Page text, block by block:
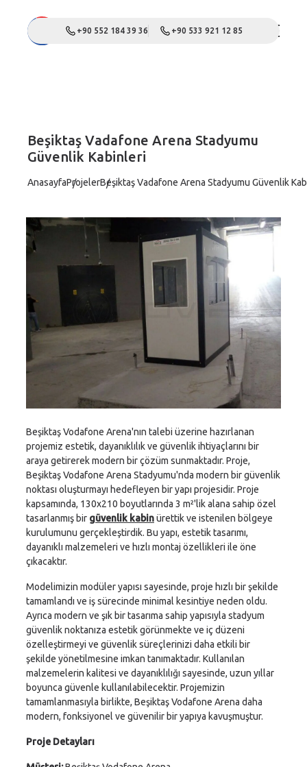
+90 552 184 39 36 +90 533 921 12 85
Beşiktaş Vadafone Arena Stadyumu
Güvenlik Kabinleri
AnasayfaProjelerBeşiktaş Vadafone Arena Stadyumu Güvenlik
Beşiktaş Vodafone Arena'nın talebi üzerine hazırlanan
projemiz estetik, dayanıklılık ve güvenlik ihtiyaçlarını bir
araya getirerek modern bir çözüm sunmaktadır. Proje,
Beşiktaş Vodafone Arena Stadyumu'nda modern bir güvenlik
noktası oluşturmayı hedefleyen bir yapı projesidir. Proje
kapsamında, 130x210 boyutlarında 3 m²'lik alana sahip özel
tasarlanmış bir güvenlik kabinürettik ve istenilen bölgeye
kurulumunu gerçekleştirdik. Bu yapı, estetik tasarımı,
dayanıklı malzemeleri ve hızlı montaj özellikleri ile öne
çıkacaktır.
Modelimizin modüler yapısı sayesinde, proje hızlı bir şekilde
tamamlandı ve iş sürecinde minimal kesintiye neden oldu.
Ayrıca modern ve şık bir tasarıma sahip yapısıyla stadyum
güvenlik noktanıza estetik görünmekte ve iç düzeni
özelleştirmeyi ve güvenlik süreçlerinizi daha etkili bir
şekilde yönetilmesine imkan tanımaktadır. Kullanılan
malzemelerin kalitesi ve dayanıklılığı sayesinde, uzun yıllar
boyunca güvenle kullanılabilecektir. Projemizin
tamamlanmasıyla birlikte, Beşiktaş Vodafone Arena daha
modern, fonksiyonel ve güvenilir bir yapıya kavuşmuştur.
Proje Detayları